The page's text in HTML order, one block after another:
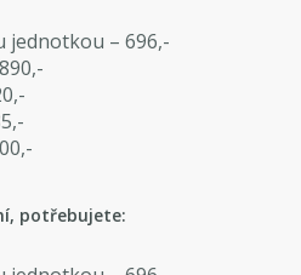
jednotkou – 696,-
potřebujete: